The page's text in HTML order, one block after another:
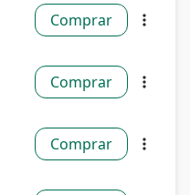
Comprar more_vert
Comprar more_vert
Comprar more_vert